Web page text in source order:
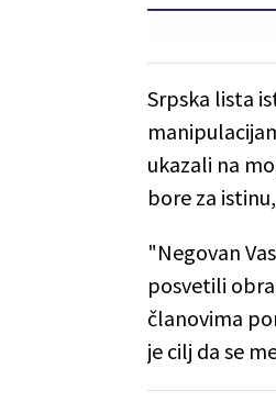
Srpska lista
ukazali na
bore za
"Negovan
posvetili
članovima
je cilj da se